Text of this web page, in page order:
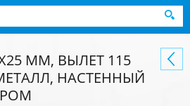
ММ, ВЫЛЕТ 115
НАСТЕННЫЙ